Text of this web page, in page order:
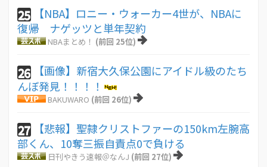
25
【NBA】ロニー・ウォーカー4世が、NBAに
復帰 ナゲッツと単年契約
NBAまとめ！ (前回 25位)
26
【画像】新宿大久保公園にアイドル級のたち
んぼ発見！！！！
BAKUWARO (前回 26位)
27
【悲報】聖隷クリストファーの150km左腕高
部くん、10奪三振自責点0で負ける
日刊やきう速報＠なんJ (前回 27位)